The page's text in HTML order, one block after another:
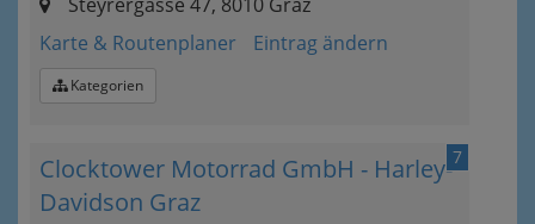
Karte & Routenplaner
Eintrag ändern
Kategorien
7
Clocktower Motorrad GmbH - Harley-
Davidson Graz